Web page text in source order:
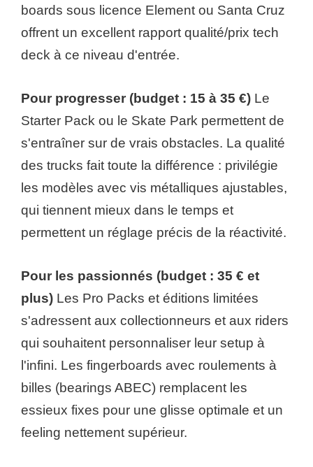
boards sous licence Element ou Santa Cruz
offrent un excellent rapport qualité/prix tech
deck à ce niveau d'entrée.
Pour progresser (budget : 15 à 35 €) Le
Starter Pack ou le Skate Park permettent de
s'entraîner sur de vrais obstacles. La qualité
des trucks fait toute la différence : privilégie
les modèles avec vis métalliques ajustables,
qui tiennent mieux dans le temps et
permettent un réglage précis de la réactivité.
Pour les passionnés (budget : 35 € et
plus) Les Pro Packs et éditions limitées
s'adressent aux collectionneurs et aux riders
qui souhaitent personnaliser leur setup à
l'infini. Les fingerboards avec roulements à
billes (bearings ABEC) remplacent les
essieux fixes pour une glisse optimale et un
feeling nettement supérieur.